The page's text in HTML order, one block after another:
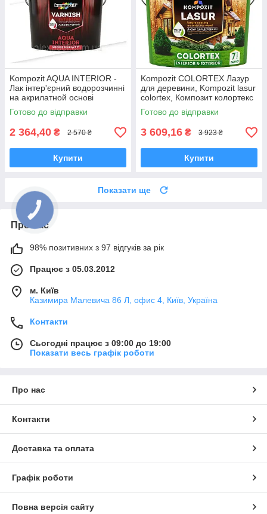
Kompozit AQUA INTERIOR -
Лак інтер'єрний водорозчинні
на акрилатной основі
Готово до відправки
2 364,40 ₴ 2 570 ₴
Купити
Kompozit COLORTEX Лазур
для деревини, Kompozit lasur
colortex, Композит колортекс
Готово до відправки
3 609,16 ₴ 3 923 ₴
Купити
Показати ще
Про нас
98% позитивних з 97 відгуків за рік
Працює з 05.03.2012
м. Київ
Казимира Малевича 86 Л, офис 4, Київ, Україна
Контакти
Сьогодні працює з 09:00 до 19:00
Показати весь графік роботи
Про нас
Контакти
Доставка та оплата
Графік роботи
Повна версія сайту